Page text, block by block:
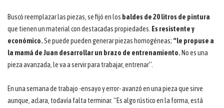
Buscó reemplazar las piezas, se fijó en los baldes de 20 litros de pintura
que tienen un material con destacadas propiedades. Es resistente y
económico.Se puede pueden generar piezas homogéneas; “le propuse a
la mamá de Juan desarrollar un brazo de entrenamiento. No es una
pieza avanzada, le va a servir para trabajar, entrenar”.
En una semana de trabajo -ensayo y error- avanzó en una pieza que sirve
aunque, aclara, todavía falta terminar. “Es algo rústico en la forma, está